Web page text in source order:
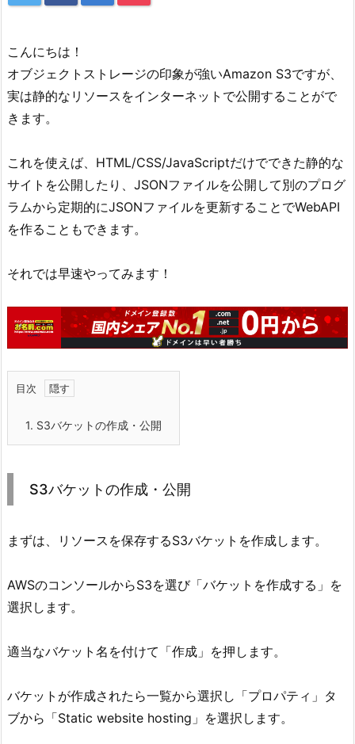
こんにちは！
オブジェクトストレージの印象が強いAmazon S3ですが、
実は静的なリソースをインターネットで公開することがで
きます。
これを使えば、HTML/CSS/JavaScriptだけでできた静的な
サイトを公開したり、JSONファイルを公開して別のプログ
ラムから定期的にJSONファイルを更新することでWebAPI
を作ることもできます。
それでは早速やってみます！
目次
1. S3バケットの作成・公開
S3バケットの作成・公開
まずは、リソースを保存するS3バケットを作成します。
AWSのコンソールからS3を選び「バケットを作成する」を
選択します。
適当なバケット名を付けて「作成」を押します。
バケットが作成されたら一覧から選択し「プロパティ」タ
ブから「Static website hosting」を選択します。